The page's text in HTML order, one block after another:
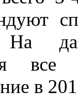
На
в